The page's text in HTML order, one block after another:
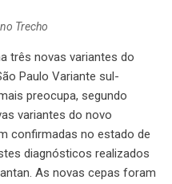
Trecho
três novas variantes do
Paulo Variante sul-
preocupa, segundo
variantes do novo
confirmadas no estado de
diagnósticos realizados
As novas cepas foram